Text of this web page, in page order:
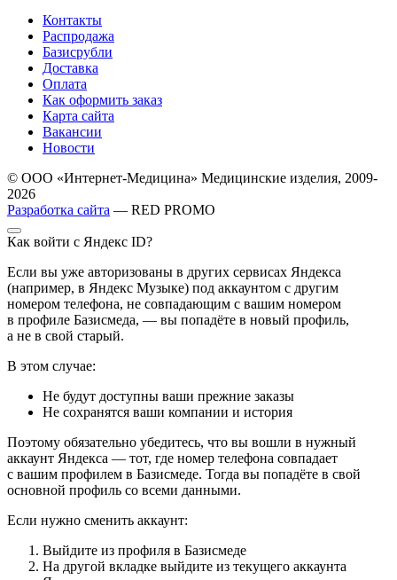
Контакты
Распродажа
Базисрубли
Доставка
Оплата
Как оформить заказ
Карта сайта
Вакансии
Новости
© ООО «Интернет-Медицина» Медицинские изделия, 2009-
2026
Разработка сайта — RED PROMO
Как войти с Яндекс ID?
Если вы уже авторизованы в других сервисах Яндекса
(например, в Яндекс Музыке) под аккаунтом с другим
номером телефона, не совпадающим с вашим номером
в профиле Базисмеда, — вы попадёте в новый профиль,
а не в свой старый.
В этом случае:
Не будут доступны ваши прежние заказы
Не сохранятся ваши компании и история
Поэтому обязательно убедитесь, что вы вошли в нужный
аккаунт Яндекса — тот, где номер телефона совпадает
с вашим профилем в Базисмеде. Тогда вы попадёте в свой
основной профиль со всеми данными.
Если нужно сменить аккаунт:
Выйдите из профиля в Базисмеде
На другой вкладке выйдите из текущего аккаунта